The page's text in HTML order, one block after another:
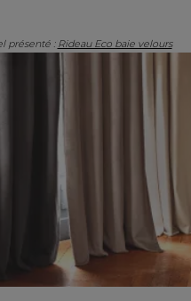
présenté : Rideau Eco baie velours